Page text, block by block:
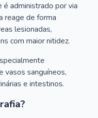
administrado por via
reage de forma
lesionadas,
com maior nitidez.
vasos sanguíneos,
e intestinos.